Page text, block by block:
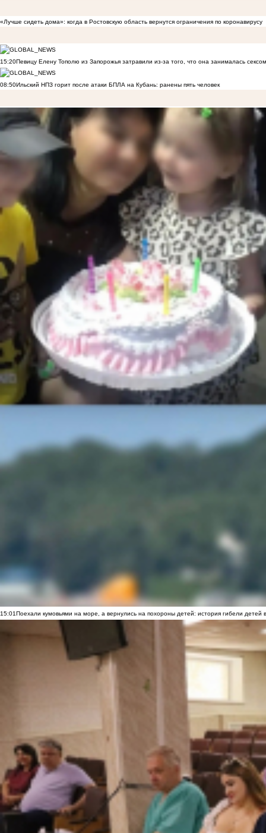
«Лучше сидеть дома»: когда в Ростовскую область вернутся ограничения по коронавирусу
15:20Певицу Елену Тополю из Запорожья затравили из-за того, что она занималась
08:50Ильский НПЗ горит после атаки БПЛА на Кубань: ранены пять человек
15:01Поехали кумовьями на море, а вернулись на похороны детей: история гибели детей